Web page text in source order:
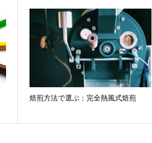
焙煎方法で選ぶ：完全熱風式焙煎